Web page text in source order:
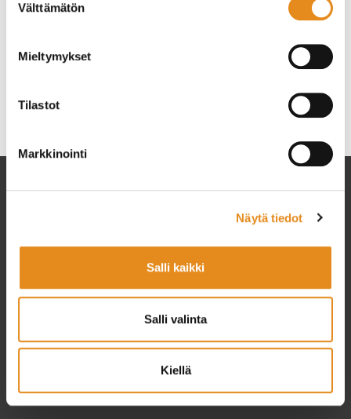
valinta
Välttämätön
Mieltymykset
Tilastot
Markkinointi
Näytä tiedot
Salli kaikki
Salli valinta
Kiellä
suunnittelijaopettaja Mervi Kutuniva p. 040 487 3015 tai
Setlementtiliiton jäsen
Rovalan Setlementti ry